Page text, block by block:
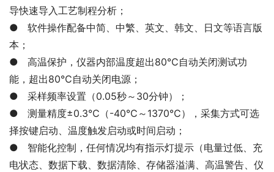
导快速导入工艺制程分析；
● 软件操作配备中简、中繁、英文、韩文、日文等语言版
本；
● 高温保护，仪器内部温度超出80℃自动关闭测试功
能，超出80℃自动关闭电源；
● 采样频率设置（0.05秒～30分钟）；
● 测量精度±0.3℃（-40℃～1370℃），采集方式可选
择按键启动、温度触发启动或时间启动；
● 智能化控制，任何情况均有指示灯提示（电量过低、充
电状态、数据下载、数据清除、存储器溢满、高温警告、仪